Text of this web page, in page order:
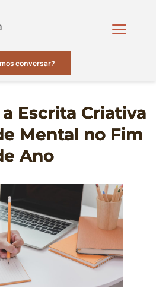
conversar?
Escrita Criativa
Mental no Fim
Ano